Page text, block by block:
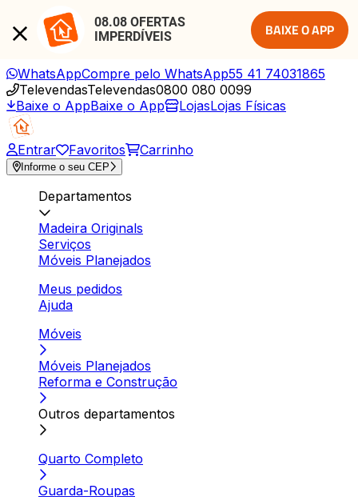
08.08 OFERTAS
IMPERDÍVEIS
BAIXE O APP
WhatsAppCompre pelo WhatsApp55 41 74031865
TelevendasTelevendas0800 080 0099
Baixe o AppBaixe o App LojasLojas Físicas
Entrar Favoritos Carrinho
Informe o seu CEP
Departamentos
Madeira Originals
Serviços
Móveis Planejados
Meus pedidos
Ajuda
Móveis
Móveis Planejados
Reforma e Construção
Outros departamentos
Quarto Completo
Guarda-Roupas